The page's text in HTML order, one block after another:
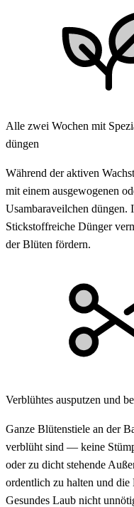
Alle zwei Wochen mit
düngen
Während der aktiven
mit einem ausgewogenen
Usambaraveilchen düngen.
Stickstoffreiche Dünger
der Blüten fördern.
Verblühtes ausputzen und
Ganze Blütenstiele an der
verblüht sind — keine
oder zu dicht stehende
ordentlich zu halten und
Gesundes Laub nicht